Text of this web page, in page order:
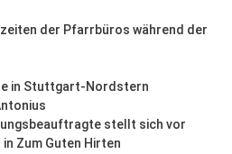
der Pfarrbüros während der
in Stuttgart-Nordstern
stellt sich vor
Zum Guten Hirten